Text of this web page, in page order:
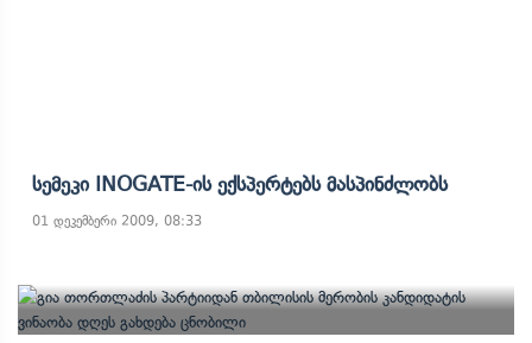
Სემეკი INOGATE-Ის Ექსპერტებს Მასპინძლობს
01 დეკემბერი 2009, 08:33